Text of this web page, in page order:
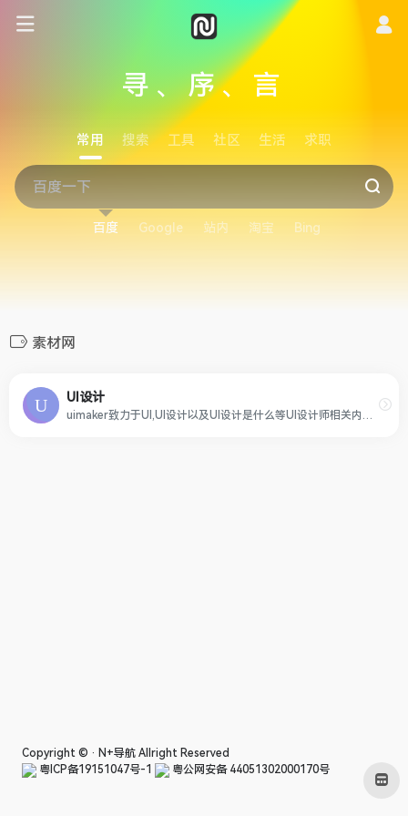
寻、序、言
常用 搜索 工具 社区 生活 求职
百度 Google 站内 淘宝 Bing
素材网
UI设计
Copyright © · N+导航 Allright Reserved
粤ICP备19151047号-1
粤公网安备 44051302000170号